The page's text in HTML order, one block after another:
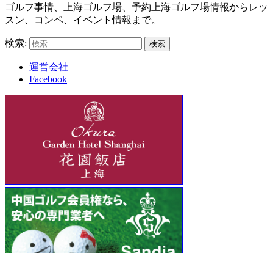
ゴルフ事情、上海ゴルフ場、予約上海ゴルフ場情報からレッ
スン、コンペ、イベント情報まで。
検索:
運営会社
Facebook